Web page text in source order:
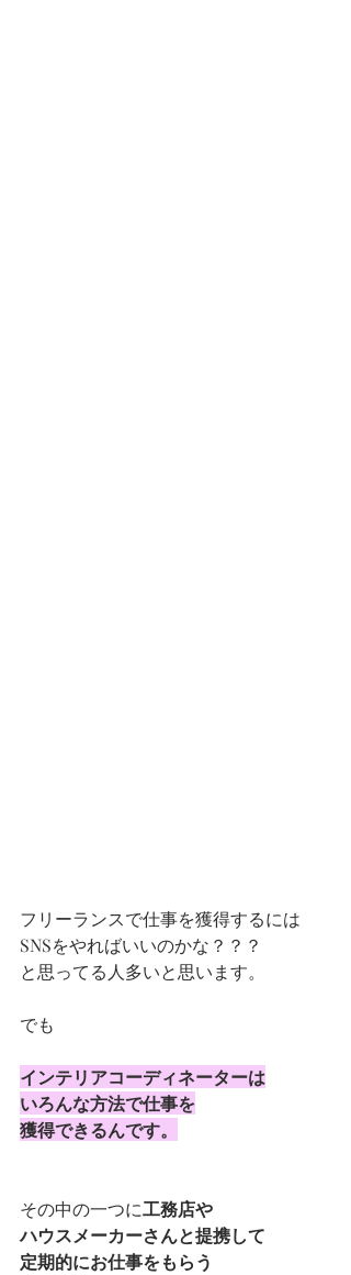
フリーランスで仕事を獲得するには
SNSをやればいいのかな？？？
と思ってる人多いと思います。
でも
インテリアコーディネーターは
いろんな方法で仕事を
獲得できるんです。
その中の一つに工務店や
ハウスメーカーさんと提携して
定期的にお仕事をもらう